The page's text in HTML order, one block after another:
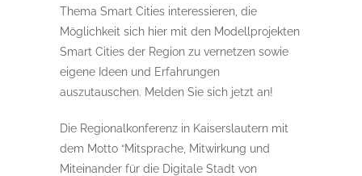
Thema Smart Cities interessieren, die
Möglichkeit sich hier mit den Modellprojekten
Smart Cities der Region zu vernetzen sowie
eigene Ideen und Erfahrungen
auszutauschen. Melden Sie sich jetzt an!
Die Regionalkonferenz in Kaiserslautern mit
dem Motto “Mitsprache, Mitwirkung und
Miteinander für die Digitale Stadt von